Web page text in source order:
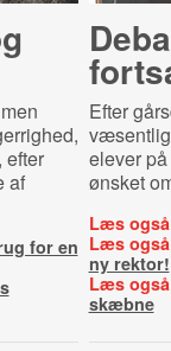
efter
af
for en
Efter
elever
ønsket
Læs
Læs
ny rektor!
Læs
skæbne